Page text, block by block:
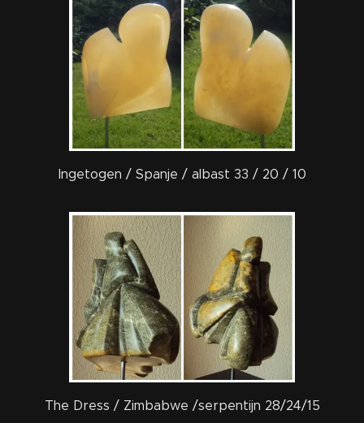
Ingetogen / Spanje / albast 33 / 20 / 10
The Dress / Zimbabwe /serpentijn 28/24/15